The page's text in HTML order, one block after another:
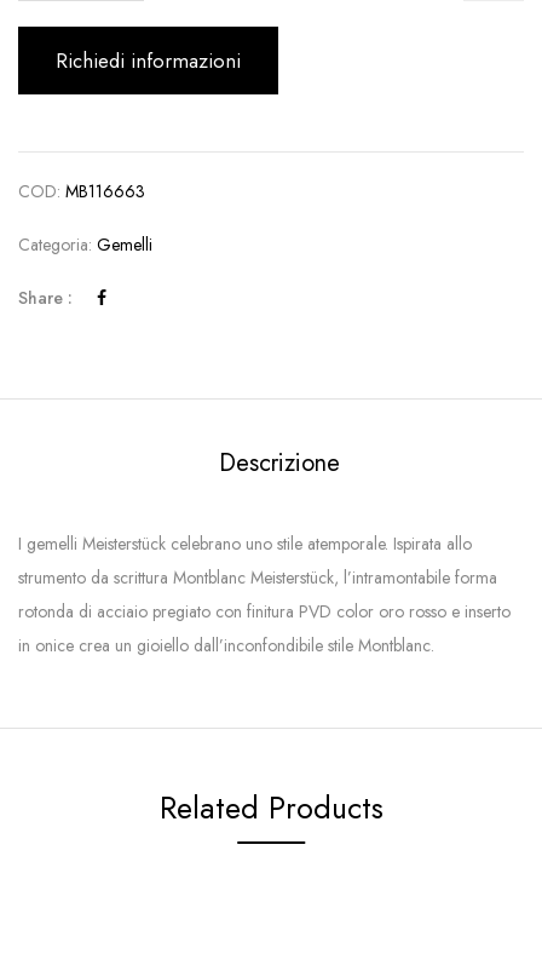
Richiedi informazioni
COD: MB116663
Categoria: Gemelli
Share :
Descrizione
I gemelli Meisterstück celebrano uno stile atemporale. Ispirata allo
strumento da scrittura Montblanc Meisterstück, l’intramontabile forma
rotonda di acciaio pregiato con finitura PVD color oro rosso e inserto
in onice crea un gioiello dall’inconfondibile stile Montblanc.
Related Products